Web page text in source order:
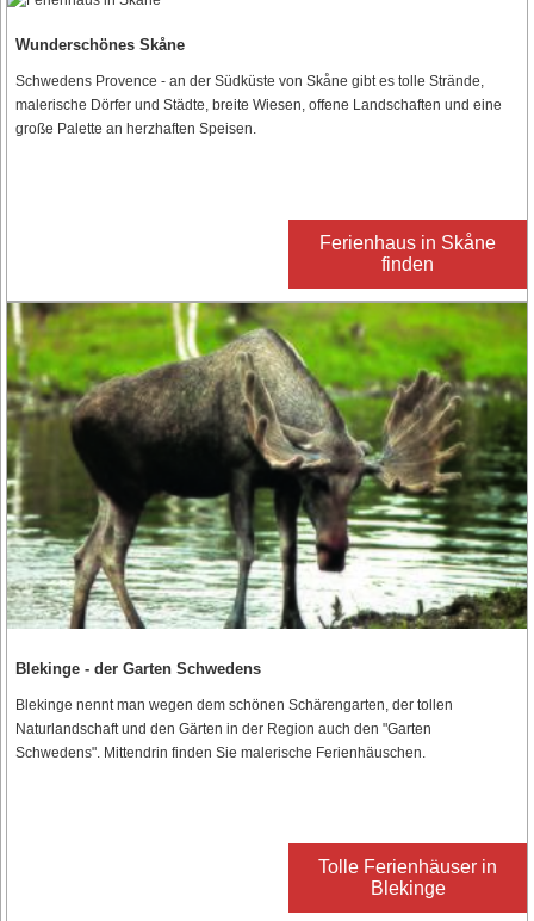
Wunderschönes Skåne
Schwedens Provence - an der Südküste von Skåne gibt es tolle Strände,
malerische Dörfer und Städte, breite Wiesen, offene Landschaften und eine
große Palette an herzhaften Speisen.
Ferienhaus in Skåne
finden
Blekinge - der Garten Schwedens
Blekinge nennt man wegen dem schönen Schärengarten, der tollen
Naturlandschaft und den Gärten in der Region auch den "Garten
Schwedens". Mittendrin finden Sie malerische Ferienhäuschen.
Tolle Ferienhäuser in
Blekinge